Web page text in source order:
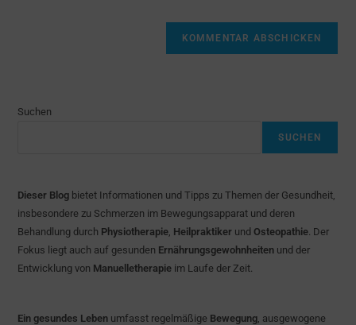
Suchen
SUCHEN
Dieser Blog bietet Informationen und Tipps zu Themen der Gesundheit,
insbesondere zu Schmerzen im Bewegungsapparat und deren
Behandlung durch Physiotherapie Heilpraktiker und Osteopathie . Der
Fokus liegt auch auf gesunden Ernährungsgewohnheiten und der
Entwicklung von Manuelletherapie im Laufe der Zeit.
Ein gesundes Leben umfasst regelmäßige Bewegung , ausgewogene